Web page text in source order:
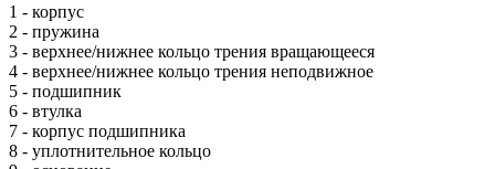
1 - корпус
2 - пружина
3 - верхнее/нижнее кольцо трения вращающееся
4 - верхнее/нижнее кольцо трения неподвижное
5 - подшипник
6 - втулка
7 - корпус подшипника
8 - уплотнительное кольцо